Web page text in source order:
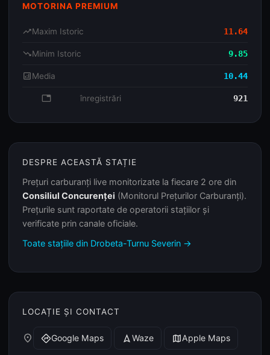
MOTORINA PREMIUM
trending_upMaxim Istoric 11.64
trending_downMinim Istoric 9.85
analyticsMedia 10.44
database înregistrări 921
DESPRE ACEASTĂ STAȚIE
Prețuri carburanți live monitorizate la fiecare 2 ore din
Consiliul Concurenței (Monitorul Prețurilor Carburanți).
Prețurile sunt raportate de operatorii stațiilor și
verificate prin canale oficiale.
Toate stațiile din Drobeta-Turnu Severin →
LOCAȚIE ȘI CONTACT
place directionsGoogle Maps navigation Waze mapApple Maps